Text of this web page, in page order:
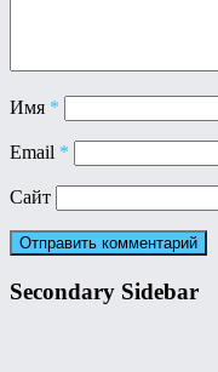
Имя *
Email *
Сайт
Secondary Sidebar